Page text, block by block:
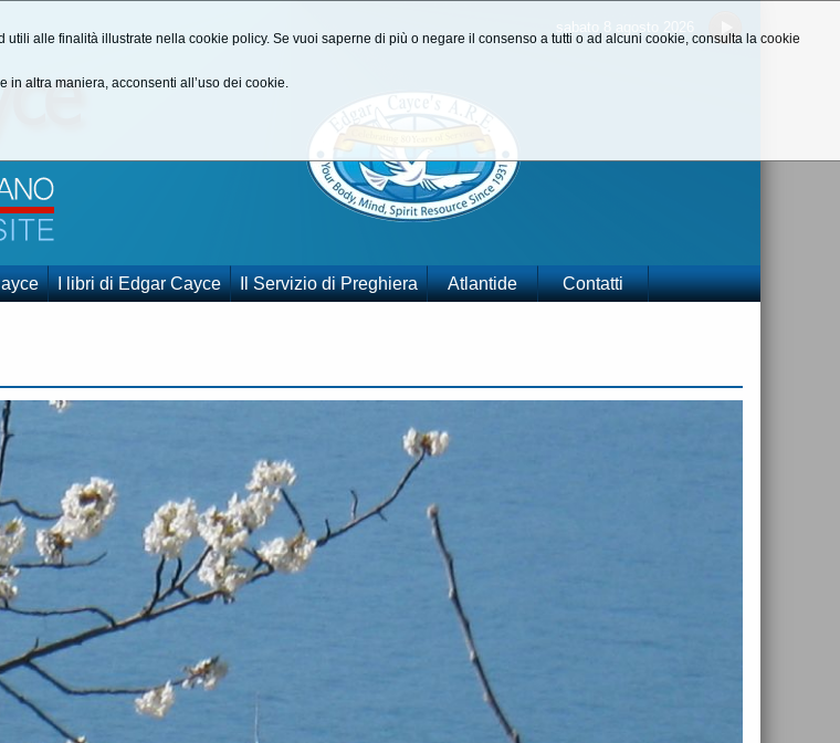
sabato 8 agosto 2026
I libri di Edgar Cayce Il Servizio di Preghiera Atlantide Contatti
alle finalità illustrate nella cookie policy. Se vuoi saperne di più o negare il consenso a tutti o ad alcuni cookie, consulta la cookie
altra maniera, acconsenti all’uso dei cookie.